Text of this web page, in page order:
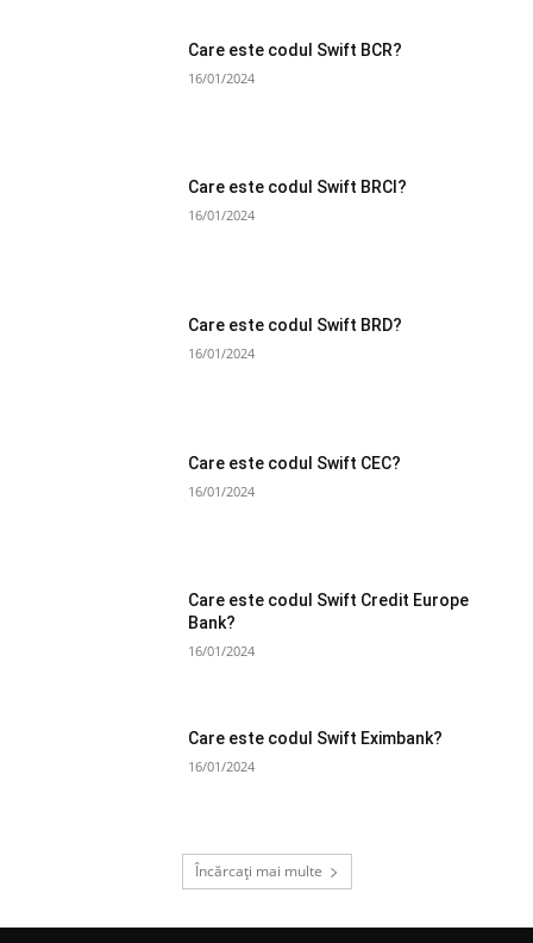
Care este codul Swift BCR?
16/01/2024
Care este codul Swift BRCI?
16/01/2024
Care este codul Swift BRD?
16/01/2024
Care este codul Swift CEC?
16/01/2024
Care este codul Swift Credit Europe
Bank?
16/01/2024
Care este codul Swift Eximbank?
16/01/2024
Încărcați mai multe